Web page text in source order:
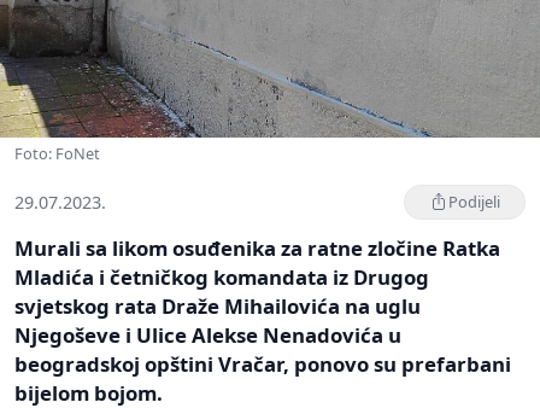
Foto: FoNet
29.07.2023. Podijeli
Murali sa likom osuđenika za ratne zločine Ratka
Mladića i četničkog komandata iz Drugog
svjetskog rata Draže Mihailovića na uglu
Njegoševe i Ulice Alekse Nenadovića u
beogradskoj opštini Vračar, ponovo su prefarbani
bijelom bojom.